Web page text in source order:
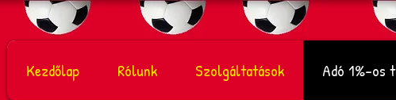
Kezdőlap Rólunk Szolgáltatások Adó 1%-os